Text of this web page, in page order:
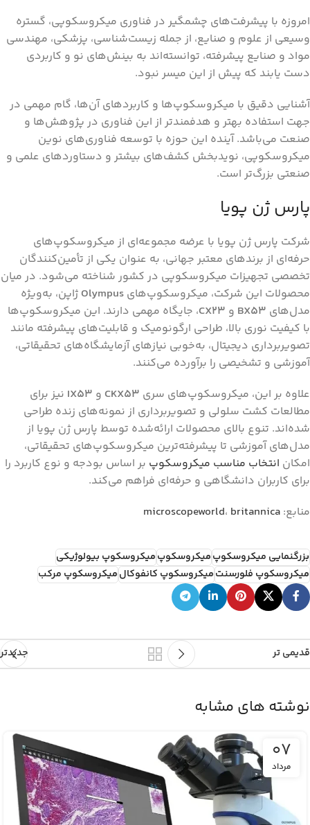
امروزه با پیشرفت‌های چشمگیر در فناوری میکروسکوپی، گستره
وسیعی از علوم و صنایع، از جمله زیست‌شناسی، پزشکی، مهندسی
مواد و صنایع پیشرفته، توانسته‌اند به بینش‌های نو و کاربردی
دست یابند که پیش از این میسر نبود.
آشنایی دقیق با میکروسکوپ‌ها و کاربردهای آن‌ها، گام مهمی در
جهت استفاده بهتر و هدفمندتر از این فناوری در پژوهش‌ها و
صنعت می‌باشد. آینده این حوزه با توسعه فناوری‌های نوین
میکروسکوپی، نویدبخش کشف‌های بیشتر و دستاوردهای علمی و
صنعتی بزرگ‌تر است.
پارس ژن پویا
شرکت پارس ژن پویا با عرضه مجموعه‌ای از میکروسکوپ‌های
حرفه‌ای از برندهای معتبر جهانی، به عنوان یکی از تأمین‌کنندگان
تخصصی تجهیزات میکروسکوپی در کشور شناخته می‌شود. در میان
محصولات این شرکت، میکروسکوپ‌های Olympusژاپن، به‌ویژه
مدل‌های BX53 و CX23، جایگاه مهمی دارند. این میکروسکوپ‌ها
با کیفیت نوری بالا، طراحی ارگونومیک و قابلیت‌های پیشرفته مانند
تصویربرداری دیجیتال، به‌خوبی نیازهای آزمایشگاه‌های تحقیقاتی،
آموزشی و تشخیصی را برآورده می‌کنند.
علاوه بر این، میکروسکوپ‌های سری CKX53 و IX53 نیز برای
مطالعات کشت سلولی و تصویربرداری از نمونه‌های زنده طراحی
شده‌اند. تنوع بالای محصولات ارائه‌شده توسط پارس ژن پویا از
مدل‌های آموزشی تا پیشرفته‌ترین میکروسکوپ‌های تحقیقاتی،
امکان انتخاب مناسب میکروسکوپ بر اساس بودجه و نوع کاربرد را
برای کاربران دانشگاهی و حرفه‌ای فراهم می‌کند.
منابع:
microscopeworld، britannica
بزرگنمایی میکروسکوپمیکروسکوپمیکروسکوپ بیولوژیکی
میکروسکوپ فلورسنتمیکروسکوپ کانفوکالمیکروسکوپ مرکب
جدیدتر قدیمی تر
نوشته های مشابه
07
مرداد